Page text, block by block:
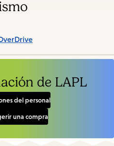
de LAPL
del personal
una compra